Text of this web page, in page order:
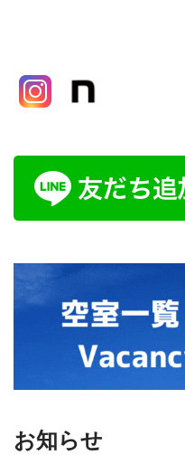
お知らせ